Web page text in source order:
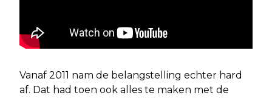
Vanaf 2011 nam de belangstelling echter hard
af. Dat had toen ook alles te maken met de